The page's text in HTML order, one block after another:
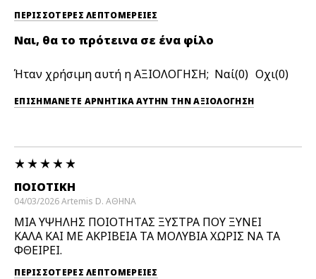
ΠΕΡΙΣΣΌΤΕΡΕΣ ΛΕΠΤΟΜΈΡΕΙΕΣ
Ναι, θα το πρότεινα σε ένα φίλο
Ήταν χρήσιμη αυτή η ΑΞΙΟΛΟΓΗΣΗ; 0 0
ΕΠΙΣΗΜΆΝΕΤΕ ΑΡΝΗΤΙΚΆ ΑΥΤΉΝ ΤΗΝ ΑΞΙΟΛΟΓΗΣΗ
ΠΟΙΟΤΙΚΗ
04/03/2026Artemis D. ΑΘΗΝΑ
ΜΙΑ ΥΨΗΛΗΣ ΠΟΙΟΤΗΤΑΣ ΞΥΣΤΡΑ ΠΟΥ ΞΥΝΕΙ
ΚΑΛΑ ΚΑΙ ΜΕ ΑΚΡΙΒΕΙΑ ΤΑ ΜΟΛΥΒΙΑ ΧΩΡΙΣ ΝΑ ΤΑ
ΦΘΕΙΡΕΙ.
ΠΕΡΙΣΣΌΤΕΡΕΣ ΛΕΠΤΟΜΈΡΕΙΕΣ